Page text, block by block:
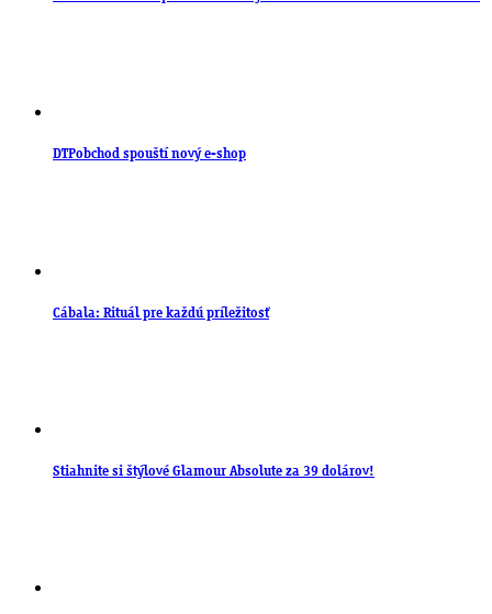
DTPobchod spouští nový e-shop
Cábala: Rituál pre každú príležitosť
Stiahnite si štýlové Glamour Absolute za 39 dolárov!